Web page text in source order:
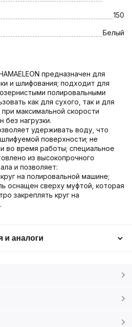
150
Белый
предназначен для
и шлифования; подходит для
полировальными
как для сухого, так и для
максимальной скорости
нагрузки.
удерживать воду, что
поверхности; не
во время работы; специальное
из высокопрочного
и позволяет:
на полировальной машине;
оснащен сверху муфтой, которая
закреплять круг на
и аналоги